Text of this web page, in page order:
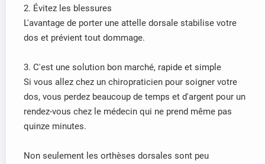
2. Évitez les blessures
L'avantage de porter une attelle dorsale stabilise votre
dos et prévient tout dommage.
3. C'est une solution bon marché, rapide et simple
Si vous allez chez un chiropraticien pour soigner votre
dos, vous perdez beaucoup de temps et d'argent pour un
rendez-vous chez le médecin qui ne prend même pas
quinze minutes.
Non seulement les orthèses dorsales sont peu